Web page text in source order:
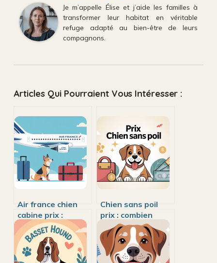
Je m’appelle Élise et j’aide les familles à
transformer leur habitat en véritable
refuge adapté au bien-être de leurs
compagnons.
Articles Qui Pourraient Vous Intéresser :
Air france chien
cabine prix :
comprendre les
tarifs et bien
préparer le
voyage
Chien sans poil
prix : combien
prévoir vraiment
pour ces races
uniques